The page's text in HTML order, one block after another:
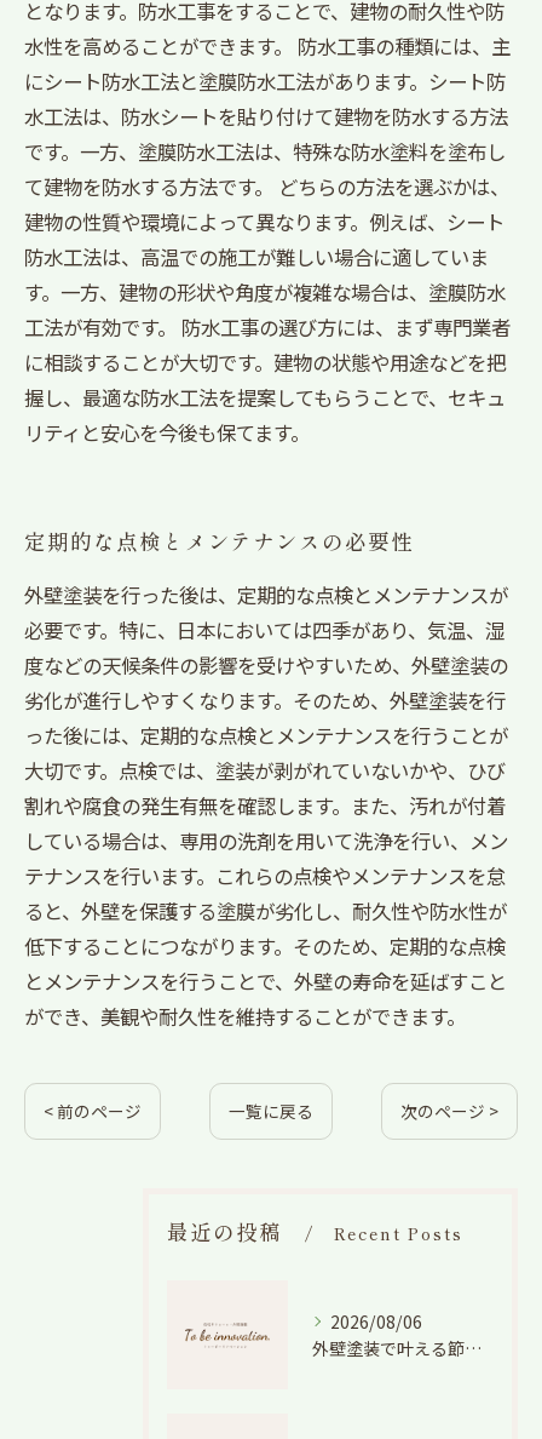
となります。防水工事をすることで、建物の耐久性や防
水性を高めることができます。 防水工事の種類には、主
にシート防水工法と塗膜防水工法があります。シート防
水工法は、防水シートを貼り付けて建物を防水する方法
です。一方、塗膜防水工法は、特殊な防水塗料を塗布し
て建物を防水する方法です。 どちらの方法を選ぶかは、
建物の性質や環境によって異なります。例えば、シート
防水工法は、高温での施工が難しい場合に適していま
す。一方、建物の形状や角度が複雑な場合は、塗膜防水
工法が有効です。 防水工事の選び方には、まず専門業者
に相談することが大切です。建物の状態や用途などを把
握し、最適な防水工法を提案してもらうことで、セキュ
リティと安心を今後も保てます。
定期的な点検とメンテナンスの必要性
外壁塗装を行った後は、定期的な点検とメンテナンスが
必要です。特に、日本においては四季があり、気温、湿
度などの天候条件の影響を受けやすいため、外壁塗装の
劣化が進行しやすくなります。そのため、外壁塗装を行
った後には、定期的な点検とメンテナンスを行うことが
大切です。点検では、塗装が剥がれていないかや、ひび
割れや腐食の発生有無を確認します。また、汚れが付着
している場合は、専用の洗剤を用いて洗浄を行い、メン
テナンスを行います。これらの点検やメンテナンスを怠
ると、外壁を保護する塗膜が劣化し、耐久性や防水性が
低下することにつながります。そのため、定期的な点検
とメンテナンスを行うことで、外壁の寿命を延ばすこと
ができ、美観や耐久性を維持することができます。
< 前のページ 一覧に戻る 次のページ >
最近の投稿 Recent Posts
2026/08/06
外壁塗装で叶える節電効果と愛知県の相場や色選びのポイントを徹底解説